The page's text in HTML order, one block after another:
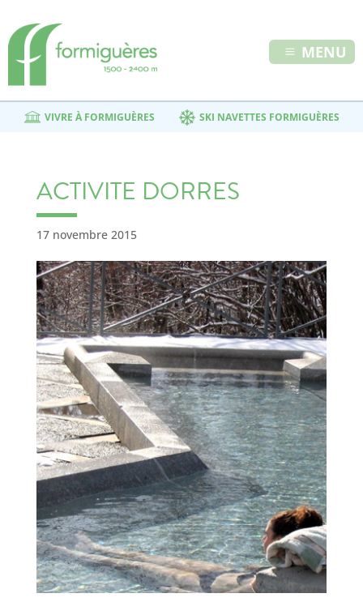
MENU
VIVRE À FORMIGUÈRES SKI NAVETTES FORMIGUÈRES
ACTIVITE DORRES
17 novembre 2015